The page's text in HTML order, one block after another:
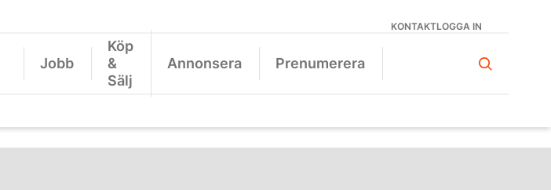
KONTAKTLOGGA IN
Jobb
Köp
&
Sälj
Annonsera Prenumerera